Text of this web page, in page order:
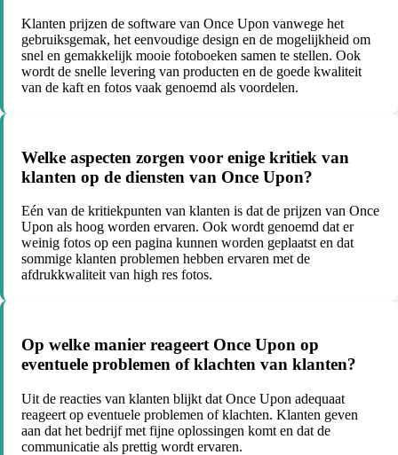
Klanten prijzen de software van Once Upon vanwege het
gebruiksgemak, het eenvoudige design en de mogelijkheid om
snel en gemakkelijk mooie fotoboeken samen te stellen. Ook
wordt de snelle levering van producten en de goede kwaliteit
van de kaft en fotos vaak genoemd als voordelen.
Welke aspecten zorgen voor enige kritiek van
klanten op de diensten van Once Upon?
Eén van de kritiekpunten van klanten is dat de prijzen van Once
Upon als hoog worden ervaren. Ook wordt genoemd dat er
weinig fotos op een pagina kunnen worden geplaatst en dat
sommige klanten problemen hebben ervaren met de
afdrukkwaliteit van high res fotos.
Op welke manier reageert Once Upon op
eventuele problemen of klachten van klanten?
Uit de reacties van klanten blijkt dat Once Upon adequaat
reageert op eventuele problemen of klachten. Klanten geven
aan dat het bedrijf met fijne oplossingen komt en dat de
communicatie als prettig wordt ervaren.